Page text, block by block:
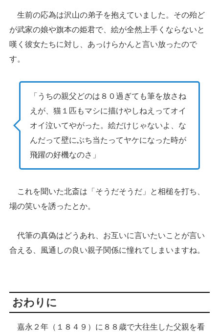
生前の応為は沢山の弟子を抱えていました。その殆ど
が武家の娘や旗本の姫君で、絵が全然上手くならないと
嘆く彼女たちに対し、あっけらかんと言い放ったので
す。
「うちの親父どのは８０過ぎても筆を放さね
えが、猫１匹もマシに描けやしねえってオイ
オイ泣いてやがった。絵だけじゃないよ、な
んだって壁にぶち当たってヤケになった時が
飛躍の好機なのさ」
これを聞いた北斎は「そうだそうだ」と相槌を打ち、
場の笑いを誘ったとか。
代筆の真偽はどうあれ、お互いに言いたいことが言い
合える、風通しの良い親子関係に憧れてしまいますね。
おわりに
嘉永２年（１８４９）に８８歳で大往生した父親を看